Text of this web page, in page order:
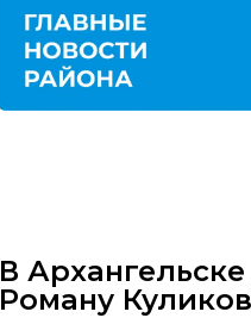
В
Роману